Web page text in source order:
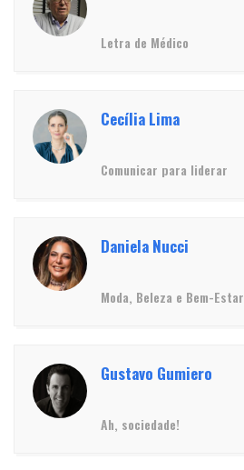
Letra de Médico
Cecília Lima
Comunicar para liderar
Daniela Nucci
Moda, Beleza e Bem-Estar
Gustavo Gumiero
Ah, sociedade!